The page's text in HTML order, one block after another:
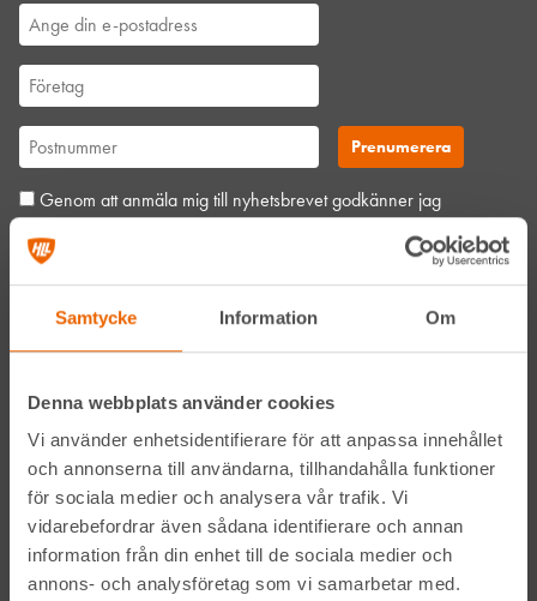
Samtycke Information Om
Denna webbplats använder cookies
Vi använder enhetsidentifierare för att anpassa innehållet
och annonserna till användarna, tillhandahålla funktioner
för sociala medier och analysera vår trafik. Vi
vidarebefordrar även sådana identifierare och annan
information från din enhet till de sociala medier och
annons- och analysföretag som vi samarbetar med.
Genom att anmäla mig till nyhetsbrevet godkänner jag
Facebook
LinkedIn
Navigation